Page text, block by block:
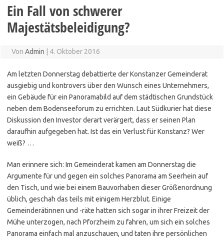
Ein Fall von schwerer
Majestätsbeleidigung?
Von Admin 4. Oktober 2016
Am letzten Donnerstag debattierte der Konstanzer Gemeinderat
ausgiebig und kontrovers über den Wunsch eines Unternehmers,
ein Gebäude für ein Panoramabild auf dem städtischen Grundstück
neben dem Bodenseeforum zu errichten. Laut Südkurier hat diese
Diskussion den Investor derart verärgert, dass er seinen Plan
daraufhin aufgegeben hat. Ist das ein Verlust für Konstanz? Wer
weiß? …
Man erinnere sich: Im Gemeinderat kamen am Donnerstag die
Argumente für und gegen ein solches Panorama am Seerhein auf
den Tisch, und wie bei einem Bauvorhaben dieser Größenordnung
üblich, geschah das teils mit einigem Herzblut. Einige
Gemeinderätinnen und -räte hatten sich sogar in ihrer Freizeit der
Mühe unterzogen, nach Pforzheim zu fahren, um sich ein solches
Panorama einfach mal anzuschauen, und taten ihre persönlichen